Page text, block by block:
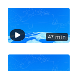
47 min